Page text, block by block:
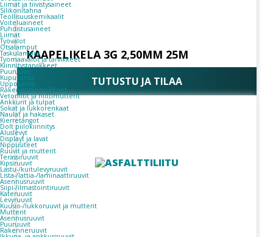
Liimat ja tiivistysaineet
Silikonitahna
Teollisuuskemikaalit
Voiteluaineet
Puhdistusaineet
Liimat
Työvalot
Otsalamput
Taskulamput
Työmaavalot ja tarvikkeet
Kiinnitys­tarvikkeet
Puuruuvit
Kupukanta
Uppokanta
Rakennuskiinnikkeet
Vetoniitit ja niittimutterit
Ankkurit ja tulpat
Sokat ja lukkorenkaat
Naulat ja hakaset
Kierretangot
Dolt piilokiinnitys
Aluslevyt
Displayt ja lavat
Nippusiteet
Ruuvit ja mutterit
Terassiruuvit
Kipsiruuvit
Lastu-/kuitulevyruuvit
Lista-/lattia-/laminaattiruuvit
Asennusruuvit
Siipi-/ilmastointiruuvit
Kateruuvit
Levyruuvit
Kuusio-/lukkoruuvit ja mutterit
Mutterit
Asennusruuvit
Puuruuvit
Rakenneruuvit
KAAPELIKELA 3G 2,50MM 25M
TUTUSTU JA TILAA